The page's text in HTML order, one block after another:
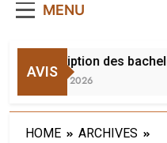
MENU
AVIS
Inscription des
3 Août 2026
HOME
ARCHIVES